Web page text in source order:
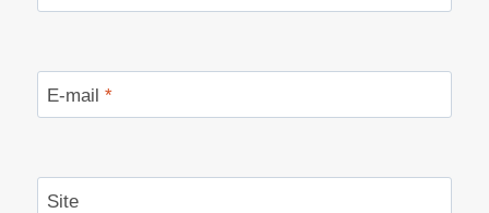
E-mail *
Site